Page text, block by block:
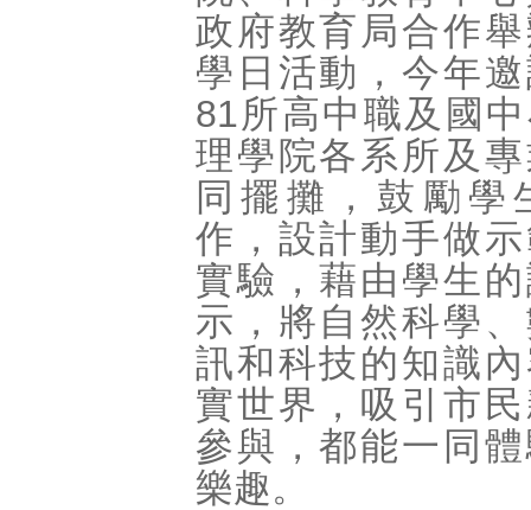
政府教育局合作
學日活動，今年
81所高中職及國
理學院各系所及
同擺攤，鼓勵學
作，設計動手做
實驗，藉由學生
示，將自然科學
訊和科技的知識
實世界，吸引市
參與，都能一同
樂趣。